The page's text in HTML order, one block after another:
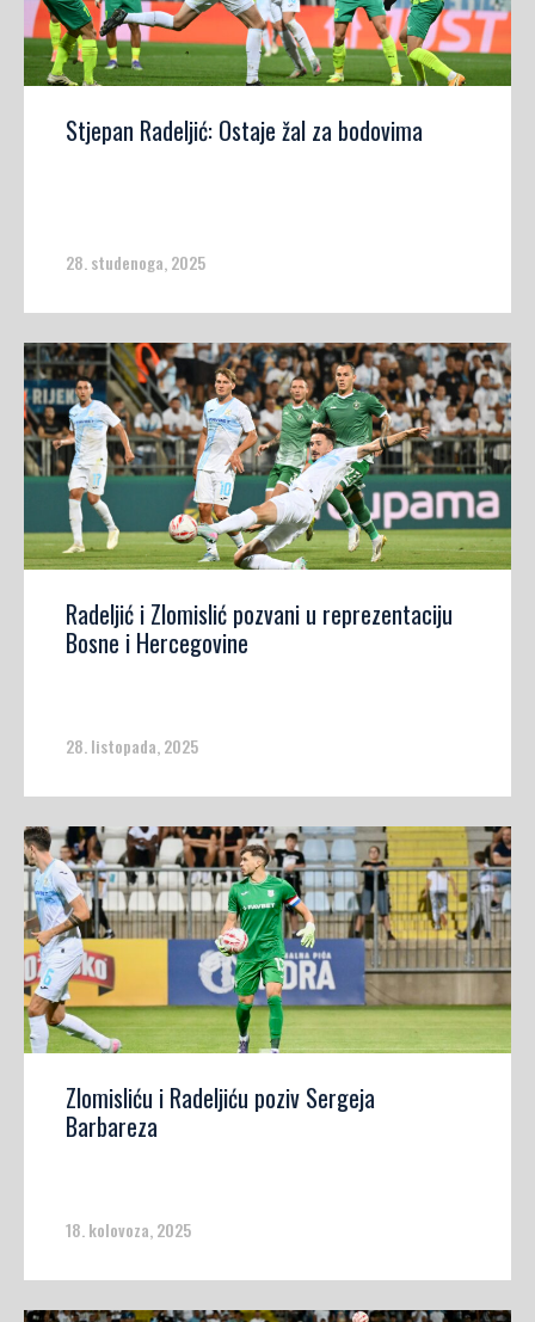
Stjepan Radeljić: Ostaje žal za bodovima
28. studenoga, 2025
Radeljić i Zlomislić pozvani u reprezentaciju
Bosne i Hercegovine
28. listopada, 2025
Zlomisliću i Radeljiću poziv Sergeja
Barbareza
18. kolovoza, 2025